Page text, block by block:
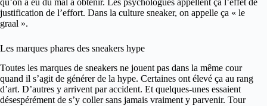
qu’on a eu du mal à obtenir. Les psychologues appellent ça l’effet de
justification de l’effort. Dans la culture sneaker, on appelle ça « le
graal ».
Les marques phares des sneakers hype
Toutes les marques de sneakers ne jouent pas dans la même cour
quand il s’agit de générer de la hype. Certaines ont élevé ça au rang
d’art. D’autres y arrivent par accident. Et quelques-unes essaient
désespérément de s’y coller sans jamais vraiment y parvenir. Tour